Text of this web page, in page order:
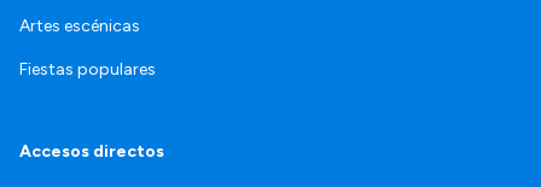
Artes escénicas
Fiestas populares
Accesos directos